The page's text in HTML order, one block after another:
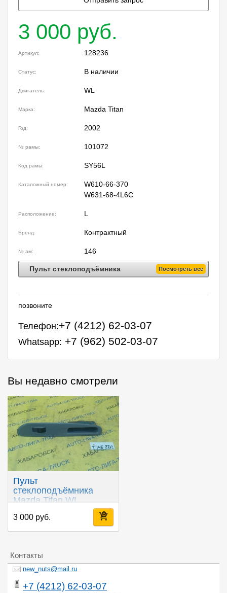
3 000 руб.
Артикул: 128236
Статус: В наличии
Двигатель: WL
Марка: Mazda Titan
Год: 2002
№ рамы: 101072
Код рамы: SY56L
Каталожный номер:
W610-66-370
W631-68-4L6C
Расположение: L
Бренд: Контрактный
№ ам: 146
Пульт стеклоподъёмника Посмотреть все
позвоните
Телефон:+7 (4212) 62-03-07
Whatsapp: +7 (962) 502-03-07
Вы недавно смотрели
Пульт
стеклоподъёмника
Mazda Titan WL
3 000 руб.
Контакты
new_nuts@mail.ru
+7 (4212) 62-03-07